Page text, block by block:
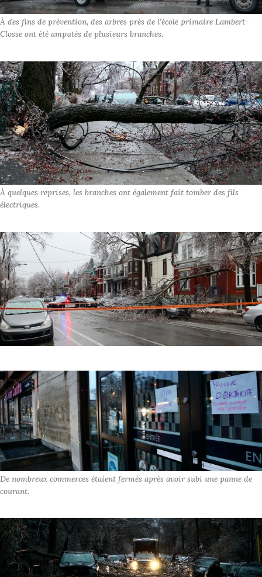
À des fins de prévention, des arbres près de l’école primaire Lambert-
Closse ont été amputés de plusieurs branches.
À quelques reprises, les branches ont également fait tomber des fils
électriques.
De nombreux commerces étaient fermés après avoir subi une panne de
courant.